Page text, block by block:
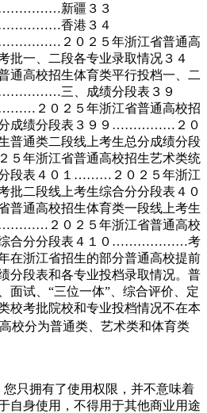
新疆３３
香港３４
２０２５年浙江省普通高
批一、二段各专业录取情况３４
高校招生体育类平行投档一、二
……………三、成绩分段表３９
０２５年浙江省普通高校招
分成绩分段表３９９……………２０
普通类二段线上考生总分成绩分段
年浙江省普通高校招生艺术类统
段表４０１………２０２５年浙江
批二段线上考生综合分分段表４０
通高校招生体育类一段线上考生
２０２５年浙江省普通高校
综合分分段表４１０………………考
在浙江省招生的部分普通高校提前
分段表和各专业投档录取情况。普
面试、“三位一体”、综合评价、定
校考批院校和专业投档情况不在本
高校分为普通类、艺术类和体育类
只拥有了使用权限，并不意味着
自身使用，不得用于其他商业用途